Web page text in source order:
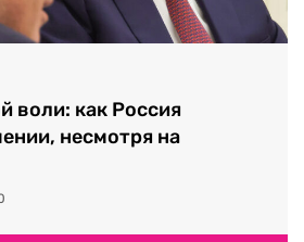
воли: как Россия
несмотря на